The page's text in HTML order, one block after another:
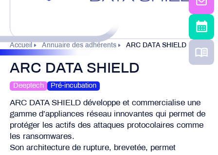
Accueil Annuaire des adhérents ARC DATA SHIELD
ARC DATA SHIELD
Deeptech Pré-incubation
ARC DATA SHIELD développe et commercialise une
gamme d’appliances réseau innovantes qui permet de
protéger les actifs des attaques protocolaires comme
les ransomwares.
Son architecture de rupture, brevetée, permet